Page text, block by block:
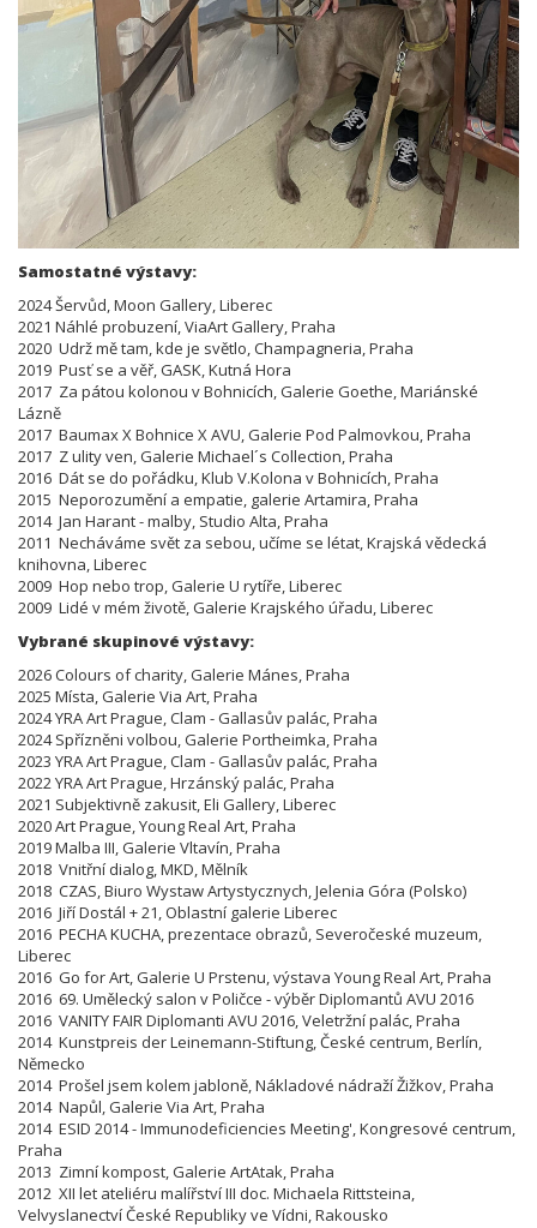
Samostatné výstavy:
2024 Šervůd, Moon Gallery, Liberec
2021 Náhlé probuzení, ViaArt Gallery, Praha
2020 Udrž mě tam, kde je světlo, Champagneria, Praha
2019 Pusť se a věř, GASK, Kutná Hora
2017 Za pátou kolonou v Bohnicích, Galerie Goethe, Mariánské
Lázně
2017 Baumax X Bohnice X AVU, Galerie Pod Palmovkou, Praha
2017 Z ulity ven, Galerie Michael´s Collection, Praha
2016 Dát se do pořádku, Klub V.Kolona v Bohnicích, Praha
2015 Neporozumění a empatie, galerie Artamira, Praha
2014 Jan Harant - malby, Studio Alta, Praha
2011 Necháváme svět za sebou, učíme se létat, Krajská vědecká
knihovna, Liberec
2009 Hop nebo trop, Galerie U rytíře, Liberec
2009 Lidé v mém životě, Galerie Krajského úřadu, Liberec
Vybrané skupinové výstavy:
2026 Colours of charity, Galerie Mánes, Praha
2025 Místa, Galerie Via Art, Praha
2024 YRA Art Prague, Clam - Gallasův palác, Praha
2024 Spřízněni volbou, Galerie Portheimka, Praha
2023 YRA Art Prague, Clam - Gallasův palác, Praha
2022 YRA Art Prague, Hrzánský palác, Praha
2021 Subjektivně zakusit, Eli Gallery, Liberec
2020 Art Prague, Young Real Art, Praha
2019 Malba III, Galerie Vltavín, Praha
2018 Vnitřní dialog, MKD, Mělník
2018 CZAS, Biuro Wystaw Artystycznych, Jelenia Góra (Polsko)
2016 Jiří Dostál + 21, Oblastní galerie Liberec
2016 PECHA KUCHA, prezentace obrazů, Severočeské muzeum,
Liberec
2016 Go for Art, Galerie U Prstenu, výstava Young Real Art, Praha
2016 69. Umělecký salon v Poličce - výběr Diplomantů AVU 2016
2016 VANITY FAIR Diplomanti AVU 2016, Veletržní palác, Praha
2014 Kunstpreis der Leinemann-Stiftung, České centrum, Berlín,
Německo
2014 Prošel jsem kolem jabloně, Nákladové nádraží Žižkov, Praha
2014 Napůl, Galerie Via Art, Praha
2014 ESID 2014 - Immunodeficiencies Meeting', Kongresové centrum,
Praha
2013 Zimní kompost, Galerie ArtAtak, Praha
2012 XII let ateliéru malířství III doc. Michaela Rittsteina,
Velvyslanectví České Republiky ve Vídni, Rakousko